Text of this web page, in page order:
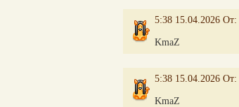
5:38 15.04.2026 От:
KmaZ
5:38 15.04.2026 От:
KmaZ